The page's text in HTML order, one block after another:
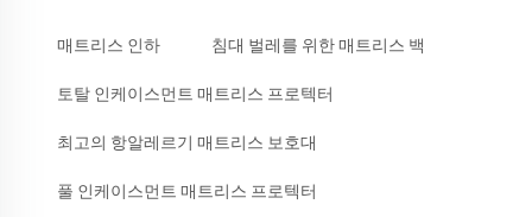
매트리스 인하 침대 벌레를 위한 매트리스 백
토탈 인케이스먼트 매트리스 프로텍터
최고의 항알레르기 매트리스 보호대
풀 인케이스먼트 매트리스 프로텍터